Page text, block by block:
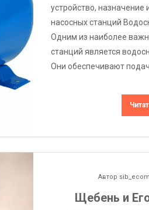
устройство,
насосных станций
Одним из наиболее
станций является
Они обеспечивают
Автор
Щебень и